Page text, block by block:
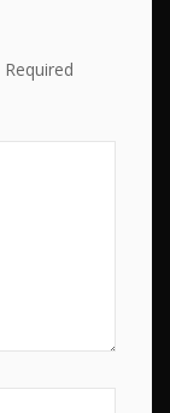
Required